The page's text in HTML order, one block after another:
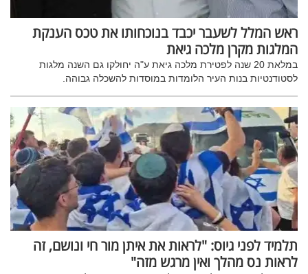
ראש המלל לשעבר יכבד בנוכחותו את טכס הענקת
המלגות מקרן מלכה גיאת
במלאת 20 שנה לפטירת מלכה גיאת ע"ה יחולקו גם השנה מלגות
לסטודנטיות בנות העיר הלומדות במוסדות להשכלה גבוהה.
תלמיד לפני גיוס: "לראות את איתן מור חי ונושם, זה
לראות נס מהלך ואין מרגש מזה"